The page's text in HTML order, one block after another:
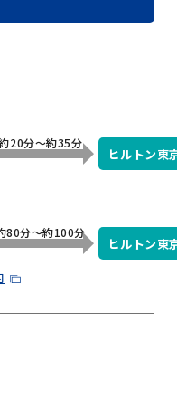
20分～約35分
ヒルトン東
80分～約100分
ヒルトン東